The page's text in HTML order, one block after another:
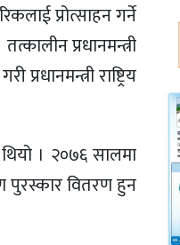
प्रोत्साहन गर्ने
प्रधानमन्त्री
राष्ट्रिय
। २०७६ सालमा
पुरस्कार वितरण हुन